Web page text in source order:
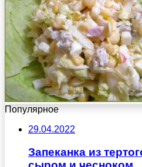
Популярное
29.04.2022
Запеканка из